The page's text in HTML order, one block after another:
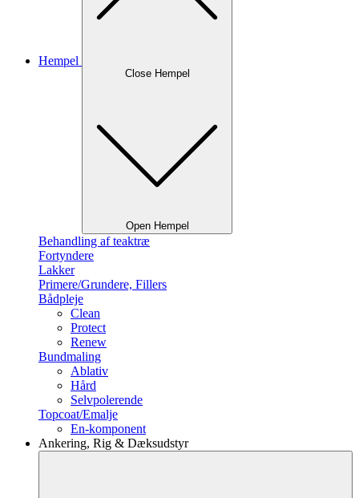
Hempel
Close Hempel
Open Hempel
Behandling af teaktræ
Fortyndere
Lakker
Primere/Grundere, Fillers
Bådpleje
Clean
Protect
Renew
Bundmaling
Ablativ
Hård
Selvpolerende
Topcoat/Emalje
En-komponent
Ankering, Rig & Dæksudstyr